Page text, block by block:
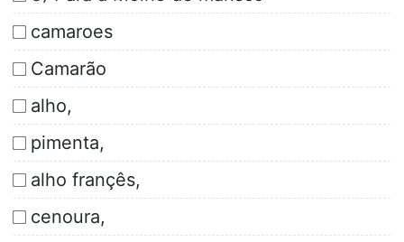
camaroes
Camarão
alho,
pimenta,
alho françês,
cenoura,